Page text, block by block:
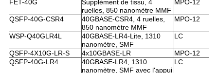
FET-40G
Supplément de tissu, 4
ruelles, 850 nanomètre MMF
MPO-12
QSFP-40G-CSR4
40GBASE-CSR4, 4 ruelles,
850 nanomètre MMF
MPO-12
WSP-Q40GLR4L
40GBASE-LR4-Lite, 1310
nanomètre, SMF
LC
QSFP-4X10G-LR-S 4x10GBASE-LR
MPO-12
QSFP-40G-LR4
40GBASE-LR4, 1310
nanomètre, SMF avec l'appui
LC